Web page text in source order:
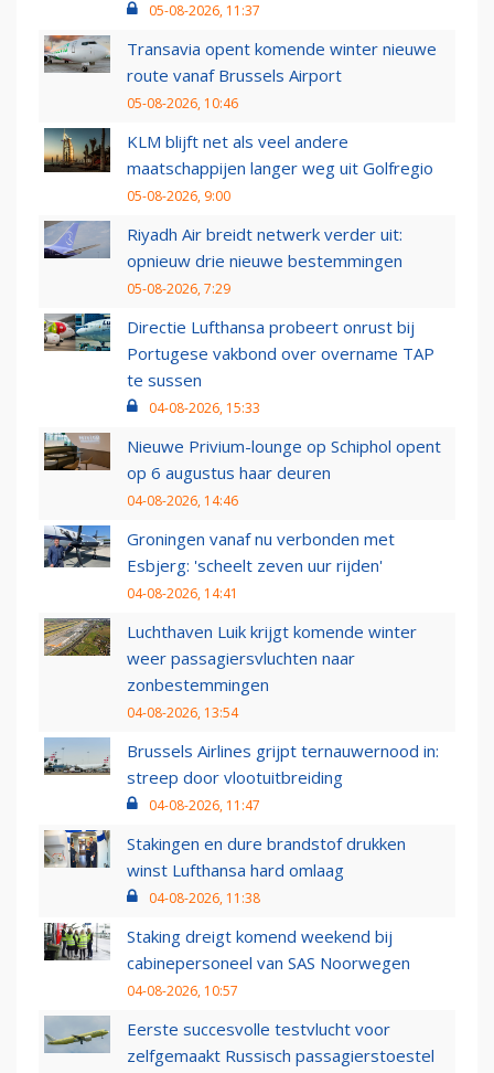
05-08-2026, 11:37
Transavia opent komende winter nieuwe
route vanaf Brussels Airport
05-08-2026, 10:46
KLM blijft net als veel andere
maatschappijen langer weg uit Golfregio
05-08-2026, 9:00
Riyadh Air breidt netwerk verder uit:
opnieuw drie nieuwe bestemmingen
05-08-2026, 7:29
Directie Lufthansa probeert onrust bij
Portugese vakbond over overname TAP
te sussen
04-08-2026, 15:33
Nieuwe Privium-lounge op Schiphol opent
op 6 augustus haar deuren
04-08-2026, 14:46
Groningen vanaf nu verbonden met
Esbjerg: 'scheelt zeven uur rijden'
04-08-2026, 14:41
Luchthaven Luik krijgt komende winter
weer passagiersvluchten naar
zonbestemmingen
04-08-2026, 13:54
Brussels Airlines grijpt ternauwernood in:
streep door vlootuitbreiding
04-08-2026, 11:47
Stakingen en dure brandstof drukken
winst Lufthansa hard omlaag
04-08-2026, 11:38
Staking dreigt komend weekend bij
cabinepersoneel van SAS Noorwegen
04-08-2026, 10:57
Eerste succesvolle testvlucht voor
zelfgemaakt Russisch passagierstoestel